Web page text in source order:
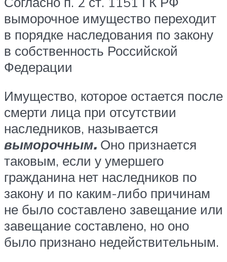
выморочное имущество переходит
в порядке наследования по закону
в собственность Российской
Федерации
Имущество, которое остается после
смерти лица при отсутствии
наследников, называется
выморочным. Оно признается
таковым, если у умершего
гражданина нет наследников по
закону и по каким-либо причинам
не было составлено завещание или
завещание составлено, но оно
было признано недействительным.